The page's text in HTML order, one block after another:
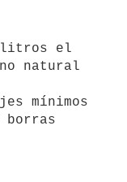
litros el
natural
mínimos